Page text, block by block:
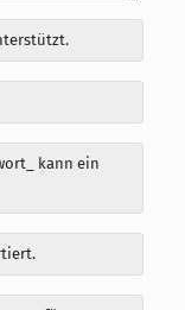
kann ein